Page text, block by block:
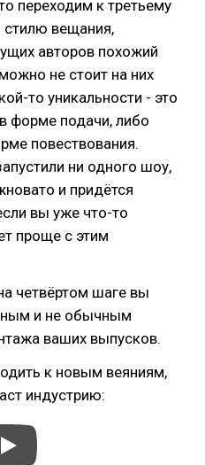
переходим к третьему
стилю вещания,
авторов похожий
не стоит на них
то уникальности - это
форме подачи, либо
повествования.
ни одного шоу,
и придётся
вы уже что-то
проще с этим
четвёртом шаге вы
и не обычным
ваших выпусков.
к новым веяниям,
индустрию: